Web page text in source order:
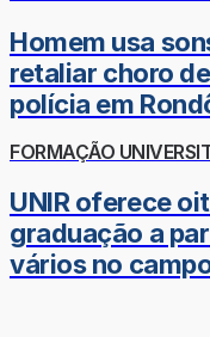
Homem usa
retaliar choro
polícia em
FORMAÇÃO
UNIR oferece
graduação a
vários no